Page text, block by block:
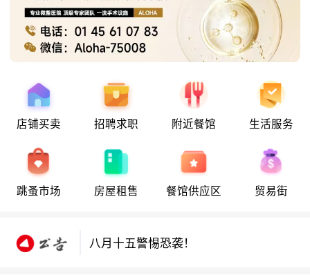
店铺买卖 招聘求职 附近餐馆 生活服务
跳蚤市场 房屋租售 餐馆供应区 贸易街
八月十五警惕恐袭！
八月十五警惕恐袭！